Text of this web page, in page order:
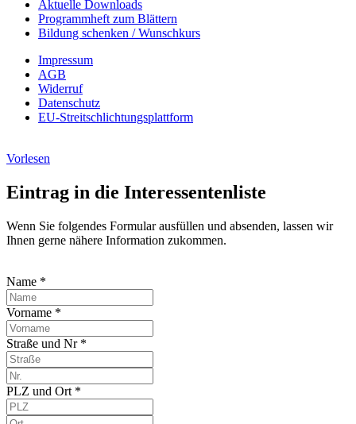
Aktuelle Downloads
Programmheft zum Blättern
Bildung schenken / Wunschkurs
Impressum
AGB
Widerruf
Datenschutz
EU-Streitschlichtungsplattform
Vorlesen
Eintrag in die Interessentenliste
Wenn Sie folgendes Formular ausfüllen und absenden, lassen wir
Ihnen gerne nähere Information zukommen.
Name *
Vorname *
Straße und Nr *
PLZ und Ort *